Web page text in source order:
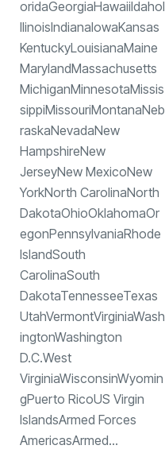
oridaGeorgiaHawaiiIdahoI
llinoisIndianaIowaKansas
KentuckyLouisianaMaine
MarylandMassachusetts
MichiganMinnesotaMissis
sippiMissouriMontanaNeb
raskaNevadaNew
HampshireNew
JerseyNew MexicoNew
YorkNorth CarolinaNorth
DakotaOhioOklahomaOr
egonPennsylvaniaRhode
IslandSouth
CarolinaSouth
DakotaTennesseeTexas
UtahVermontVirginiaWash
ingtonWashington
D.C.West
VirginiaWisconsinWyomin
gPuerto RicoUS Virgin
IslandsArmed Forces
AmericasArmed...